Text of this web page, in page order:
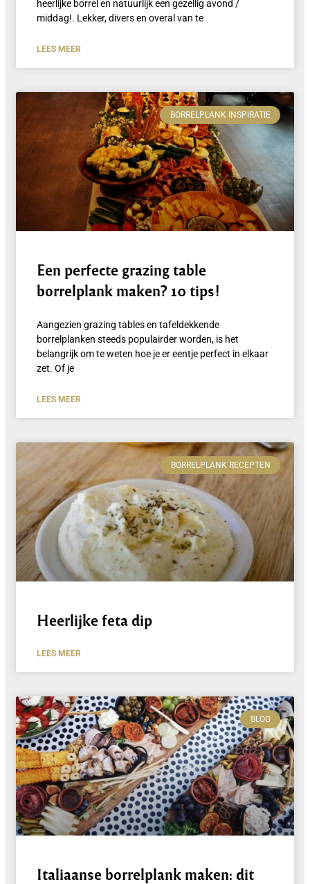
heerlijke borrel en natuurlijk een gezellig avond /
middag!. Lekker, divers en overal van te
LEES MEER
BORRELPLANK INSPIRATIE
Een perfecte grazing table
borrelplank maken? 10 tips!
Aangezien grazing tables en tafeldekkende
borrelplanken steeds populairder worden, is het
belangrijk om te weten hoe je er eentje perfect in elkaar
zet. Of je
LEES MEER
BORRELPLANK RECEPTEN
Heerlijke feta dip
LEES MEER
BLOG
Italiaanse borrelplank maken: dit